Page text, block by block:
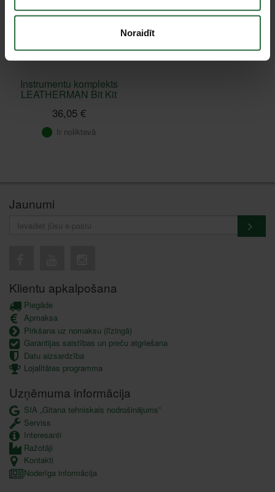
Noraidīt
Instrumentu komplekts
LEATHERMAN Bit Kit
36,05 €
Ir noliktavā
Jaunumi
Klientu apkalpošana
Piegāde
Apmaksa
Pirkšana uz nomaksu (līzingā)
Garantijas saistības un preču atgriešana
Datu aizsardzība
Lojalitātes programma
Uzņēmuma informācija
SIA „Gitana tehniskais nodrošinājums”
Serviss
Interesanti
Ražotāji
Kontakti
Noderīga informācija